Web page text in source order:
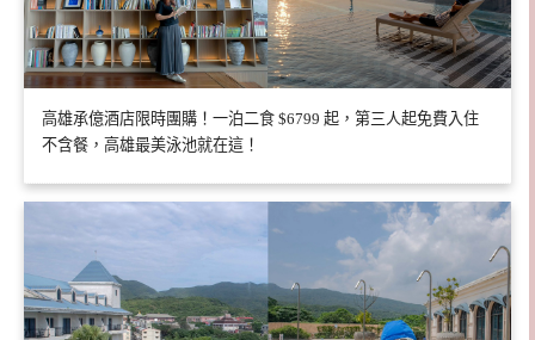
高雄承億酒店限時團購！一泊二食 $6799 起，第三人起免費入住
不含餐，高雄最美泳池就在這！